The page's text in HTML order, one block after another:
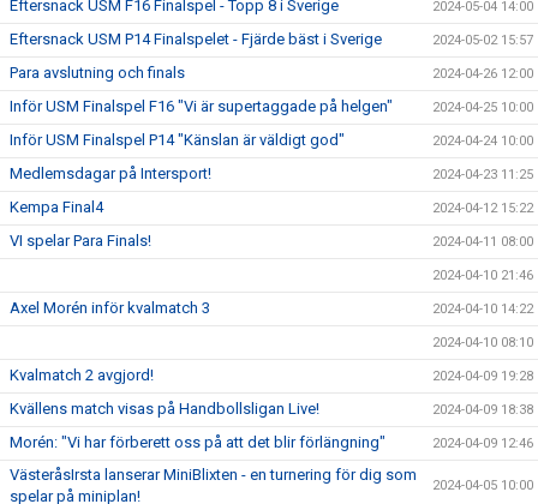
Eftersnack USM F16 Finalspel - Topp 8 i Sverige 2024-05-04 14:00
Eftersnack USM P14 Finalspelet - Fjärde bäst i Sverige 2024-05-02 15:57
Para avslutning och finals 2024-04-26 12:00
Inför USM Finalspel F16 "Vi är supertaggade på helgen" 2024-04-25 10:00
Inför USM Finalspel P14 "Känslan är väldigt god" 2024-04-24 10:00
Medlemsdagar på Intersport! 2024-04-23 11:25
Kempa Final4 2024-04-12 15:22
VI spelar Para Finals! 2024-04-11 08:00
2024-04-10 21:46
Axel Morén inför kvalmatch 3 2024-04-10 14:22
2024-04-10 08:10
Kvalmatch 2 avgjord! 2024-04-09 19:28
Kvällens match visas på Handbollsligan Live! 2024-04-09 18:38
Morén: "Vi har förberett oss på att det blir förlängning" 2024-04-09 12:46
VästeråsIrsta lanserar MiniBlixten - en turnering för dig som
spelar på miniplan!
2024-04-05 10:00